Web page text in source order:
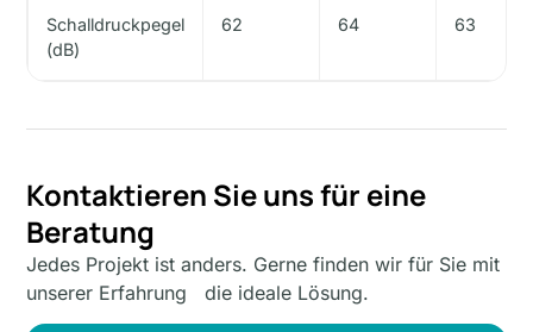
Schalldruckpegel
(dB)
62 64 63
Kontaktieren Sie uns für eine
Beratung
Jedes Projekt ist anders. Gerne finden wir für Sie mit
unserer Erfahrung die ideale Lösung.